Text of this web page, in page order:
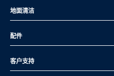
地面清洁
配件
客户支持